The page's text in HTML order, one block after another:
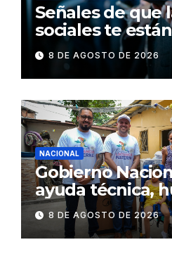
Señales de que
sociales te están
consumiendo
8 DE AGOSTO DE 2026
NACIONAL
Gobierno
ayuda técnica,
Bono Joaquín
familia en
vulnerabilidad
8 DE AGOSTO DE 2026